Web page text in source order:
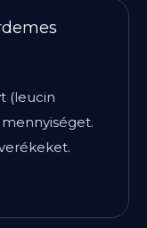
(leucin